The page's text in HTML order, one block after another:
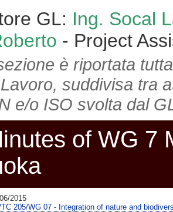
GL: Ing. Socal
- Project
è riportata
suddivisa tra
e/o ISO svolta dal
of WG 7
2015
TC 205/WG 07 - Integration of nature and